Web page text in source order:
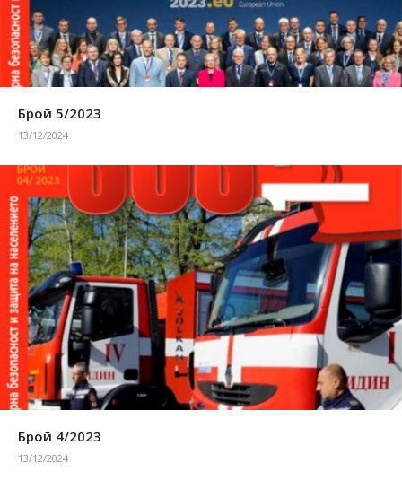
Брой 5/2023
13/12/2024
Брой 4/2023
13/12/2024